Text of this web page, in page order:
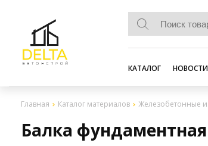
КАТАЛОГ НОВОСТИ
Главная Каталог материалов Железобетонные
Балка